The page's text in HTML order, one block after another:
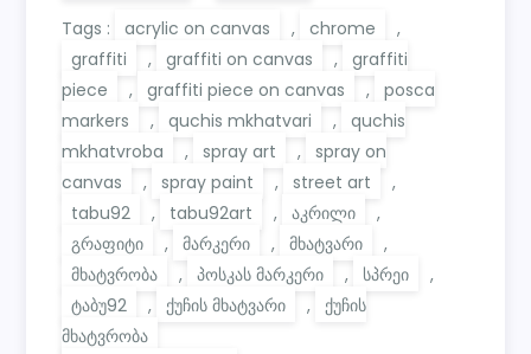
Tags :
acrylic on canvas , chrome
,
graffiti
, graffiti on canvas ,
graffiti
piece
, graffiti piece on canvas ,
posca
markers
, quchis mkhatvari ,
quchis
mkhatvroba
, spray art ,
spray on
canvas
, spray paint , street art
,
tabu92
, tabu92art , აკრილი
,
გრაფიტი
, მარკერი , მხატვარი
,
მხატვრობა
, პოსკას მარკერი , სპრეი
,
ტაბუ92
, ქუჩის მხატვარი ,
ქუჩის
მხატვრობა